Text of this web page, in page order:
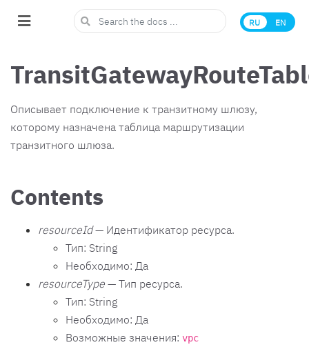
EN
RU
Описывает подключение к транзитному шлюзу,
которому назначена таблица маршрутизации
транзитного шлюза.
Contents
resourceId— Идентификатор ресурса.
Тип: String
Необходимо: Да
resourceType — Тип ресурса.
Тип: String
Необходимо: Да
Возможные значения: vpc